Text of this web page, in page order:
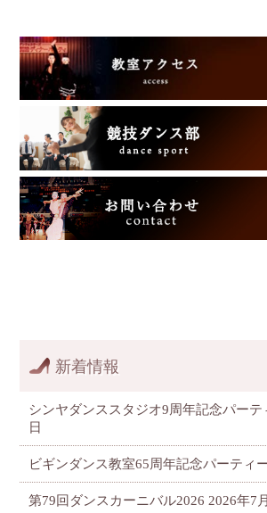
新着情報
シンヤダンススタジオ9周年記念パーテ
日
ビギンダンス教室65周年記念パーティ
第79回ダンスカーニバル2026 2026年7